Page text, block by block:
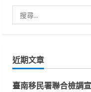
尋
字:
近期文章
臺南移民署聯合檢調